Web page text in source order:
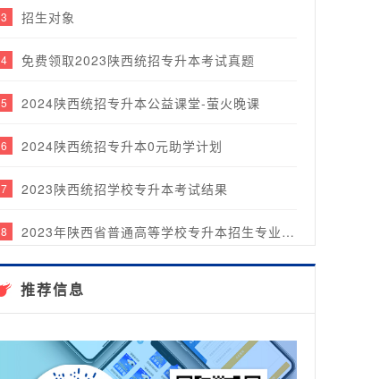
3 招生对象
4 免费领取2023陕西统招专升本考试真题
5 2024陕西统招专升本公益课堂-萤火晚课
6 2024陕西统招专升本0元助学计划
7 2023陕西统招学校专升本考试结果
8 2023年陕西省普通高等学校专升本招生专业目录
贵思教育2023年度年中表彰大会&团建乐游行圆满完成！
推荐信息